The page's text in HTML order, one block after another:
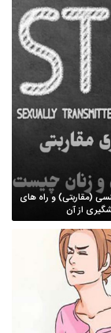
(مقاربتی) و راه های
از آن